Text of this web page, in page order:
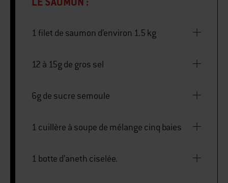
1 filet de saumon d’environ 1.5 kg
12 à 15g de gros sel
6g de sucre semoule
1 cuillère à soupe de mélange cinq baies
1 botte d’aneth ciselée.